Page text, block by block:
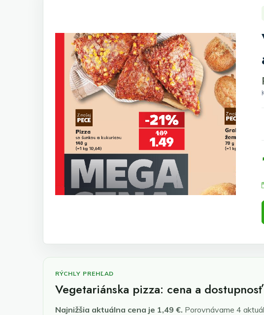
RÝCHLY PREHĽAD
Vegetariánska pizza: cena a dostupnosť
Najnižšia aktuálna cena je 1,49 €. Porovnávame 4